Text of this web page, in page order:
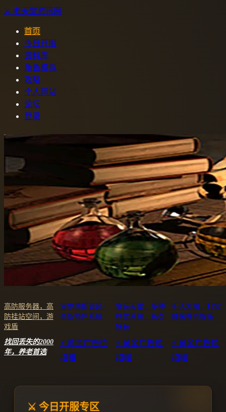
⚔️ 老天堂资讯网
首页
今日开服
资料库
角色模拟
攻略
个人网站
论坛
登录
高防服务器，高
防挂站空间，游
戏盾
吉尔塔斯首区-
全新特色系统
贪玩天堂，多种
符文系统，长久
好玩
千人大服，打宝
赚米养老娱乐
找回丢失的2000
年，养老首选
⚡ 黄金广告位
招租
⚡ 黄金广告位
招租
⚡ 黄金广告位
招租
⚔️ 今日开服专区